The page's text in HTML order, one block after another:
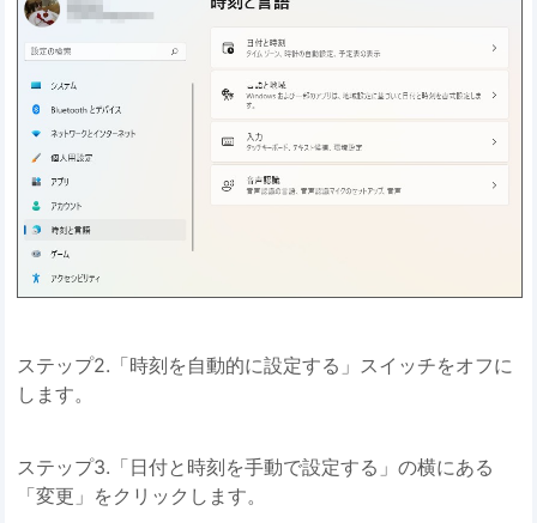
ステップ2.「時刻を自動的に設定する」スイッチをオフに
します。
ステップ3.「日付と時刻を手動で設定する」の横にある
「変更」をクリックします。